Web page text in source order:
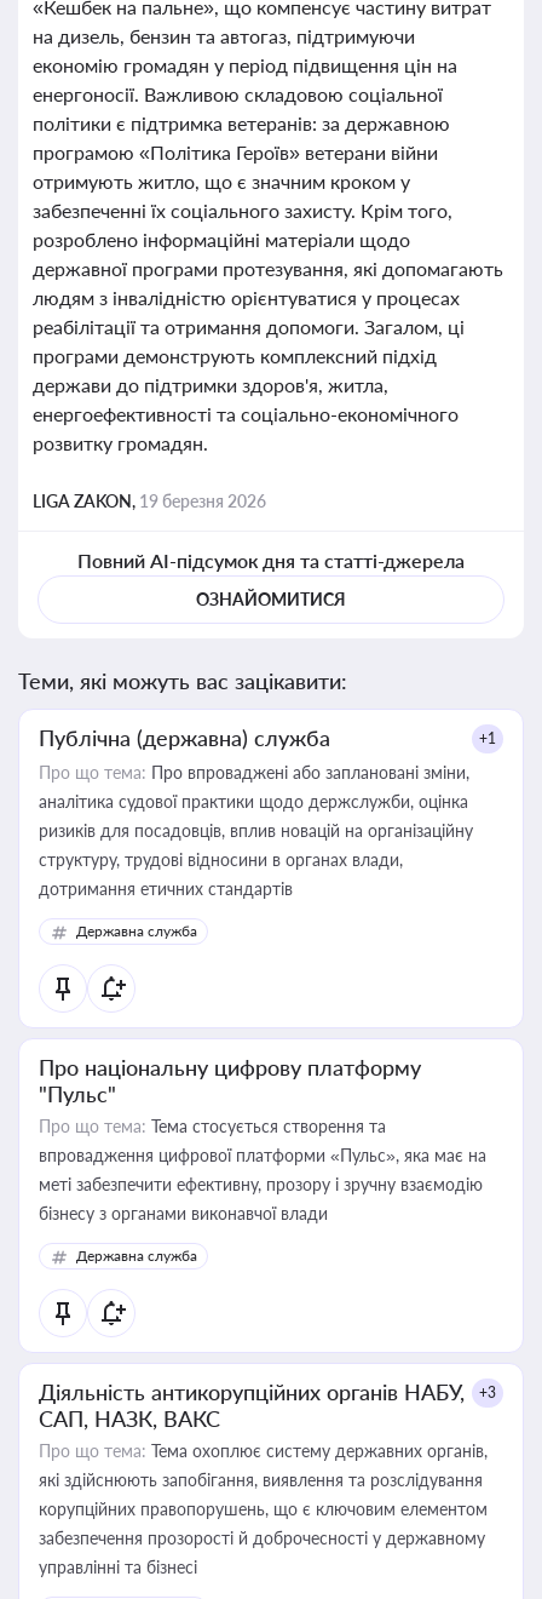
«Кешбек на пальне», що компенсує частину витрат
на дизель, бензин та автогаз, підтримуючи
економію громадян у період підвищення цін на
енергоносії. Важливою складовою соціальної
політики є підтримка ветеранів: за державною
програмою «Політика Героїв» ветерани війни
отримують житло, що є значним кроком у
забезпеченні їх соціального захисту. Крім того,
розроблено інформаційні матеріали щодо
державної програми протезування, які допомагають
людям з інвалідністю орієнтуватися у процесах
реабілітації та отримання допомоги. Загалом, ці
програми демонструють комплексний підхід
держави до підтримки здоров'я, житла,
енергоефективності та соціально-економічного
розвитку громадян.
LIGA ZAKON, 19 березня 2026
Повний AI-підсумок дня та статті-джерела
ОЗНАЙОМИТИСЯ
Теми, які можуть вас зацікавити:
Публічна (державна) служба +1
Про що тема: Про впроваджені або заплановані зміни,
аналітика судової практики щодо держслужби, оцінка
ризиків для посадовців, вплив новацій на організаційну
структуру, трудові відносини в органах влади,
дотримання етичних стандартів
Державна служба
Про національну цифрову платформу
"Пульс"
Про що тема: Тема стосується створення та
впровадження цифрової платформи «Пульс», яка має на
меті забезпечити ефективну, прозору і зручну взаємодію
бізнесу з органами виконавчої влади
Державна служба
Діяльність антикорупційних органів НАБУ,
САП, НАЗК, ВАКС
+3
Про що тема: Тема охоплює систему державних органів,
які здійснюють запобігання, виявлення та розслідування
корупційних правопорушень, що є ключовим елементом
забезпечення прозорості й доброчесності у державному
управлінні та бізнесі